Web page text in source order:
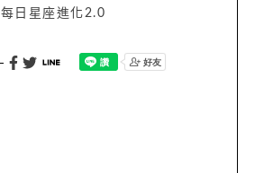
每日星座進化2.0